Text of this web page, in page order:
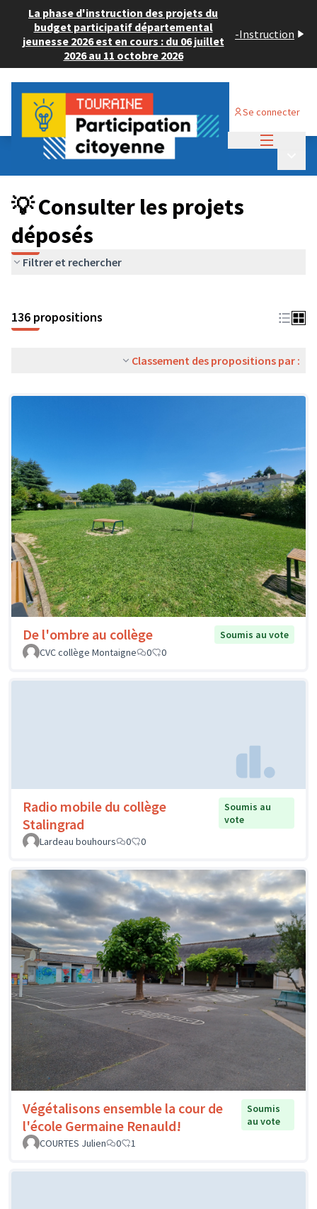
La phase d'instruction des projets du
budget participatif départemental
jeunesse 2026 est en cours : du 06 juillet
2026 au 11 octobre 2026
-Instruction
Se connecter
Budget Participatif JEUNESSE 2024
💡 Consulter les projets déposés
💡 Consulter les projets
déposés
Filtrer et rechercher
136 propositions
Classement des propositions par :
De l'ombre au collège
Soumis au vote
CVC collège Montaigne
0 0
Radio mobile du collège
Stalingrad
Soumis au
vote
Lardeau bouhours
0 0
Végétalisons ensemble la cour de
l'école Germaine Renauld!
Soumis
au vote
COURTES Julien
0 1